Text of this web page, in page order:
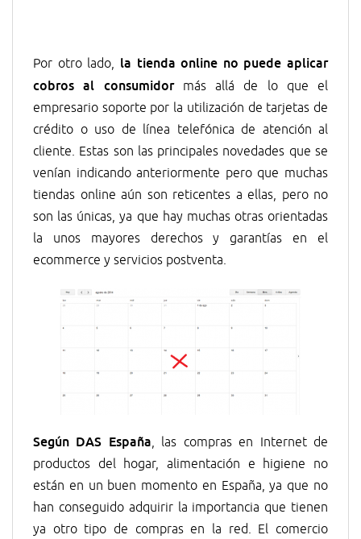
Por otro lado, la tienda online no puede aplicar
cobros al consumidormás allá de lo que el
empresario soporte por la utilización de tarjetas de
crédito o uso de línea telefónica de atención al
cliente. Estas son las principales novedades que se
venían indicando anteriormente pero que muchas
tiendas online aún son reticentes a ellas, pero no
son las únicas, ya que hay muchas otras orientadas
la unos mayores derechos y garantías en el
ecommerce y servicios postventa.
Según DAS España, las compras en Internet de
productos del hogar, alimentación e higiene no
están en un buen momento en España, ya que no
han conseguido adquirir la importancia que tienen
ya otro tipo de compras en la red. El comercio